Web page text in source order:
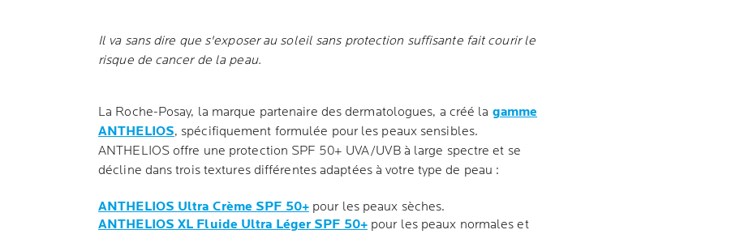
Il va sans dire que s'exposer au soleil sans protection suffisante fait courir le
risque de cancer de la peau.
La Roche-Posay, la marque partenaire des dermatologues, a créé la gamme
ANTHELIOS, spécifiquement formulée pour les peaux sensibles.
ANTHELIOS offre une protection SPF 50+ UVA/UVB à large spectre et se
décline dans trois textures différentes adaptées à votre type de peau :
ANTHELIOS Ultra Crème SPF 50+pour les peaux sèches.
ANTHELIOS XL Fluide Ultra Léger SPF 50+pour les peaux normales et